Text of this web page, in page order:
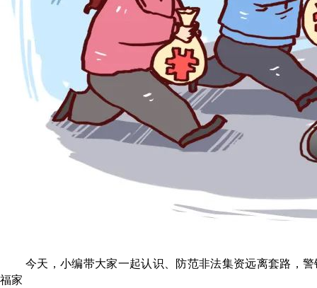
今天，小编带大家一起认识、防范非法集资远离套路，
福家